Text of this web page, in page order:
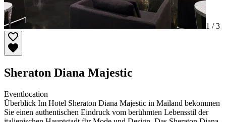
1 /3
Sheraton Diana Majestic
Eventlocation
Überblick Im Hotel Sheraton Diana Majestic in Mailand bekommen
Sie einen authentischen Eindruck vom berühmten Lebensstil der